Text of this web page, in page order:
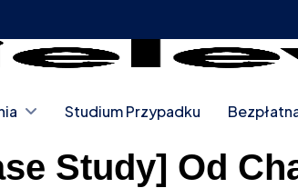
Studium Przypadku
Study] Od